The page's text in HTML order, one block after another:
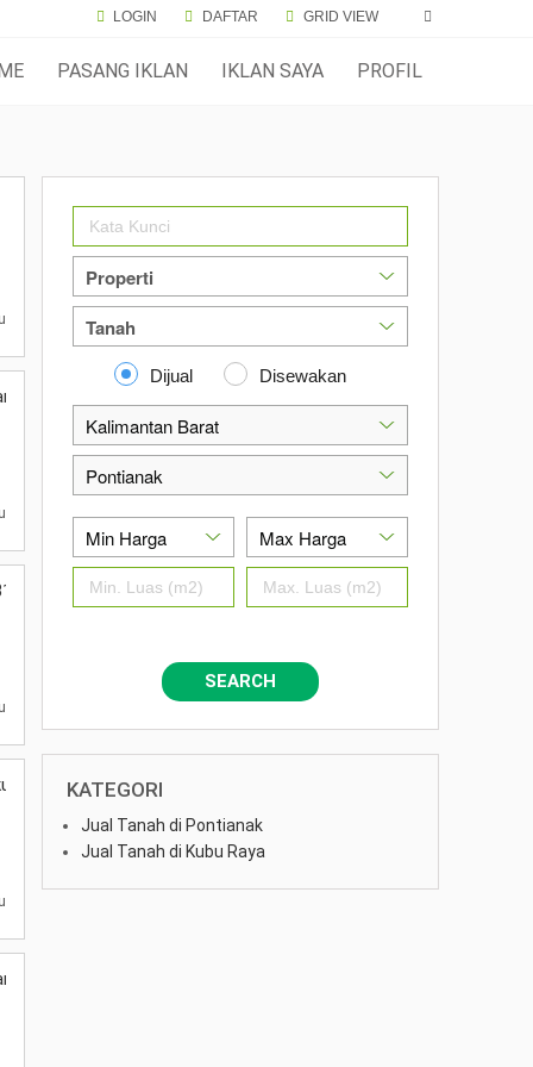
LOGIN DAFTAR GRID VIEW
PASANG IKLAN IKLAN SAYA PROFIL
Ukuran 22.5x190
Lokasi Jalan Imam Bonjol
18x20. Harga 400 jt
Gading. Ukuran .7 X 19
Dijual Disewakan
SEARCH
KATEGORI
Jual Tanah di Pontianak
Jual Tanah di Kubu Raya